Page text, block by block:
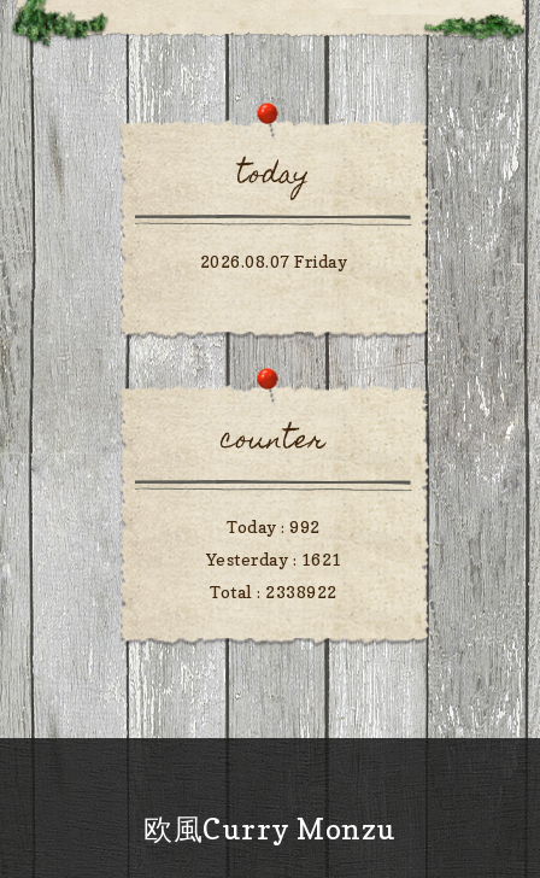
today
2026.08.07 Friday
counter
Today :992
Yesterday : 1621
Total : 2338922
欧風Curry Monzu